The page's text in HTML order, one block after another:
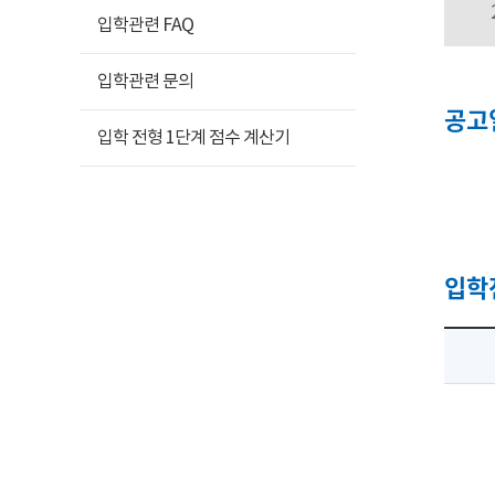
입학관련 FAQ
입학관련 문의
입학 전형 1단계 점수 계산기
공
입